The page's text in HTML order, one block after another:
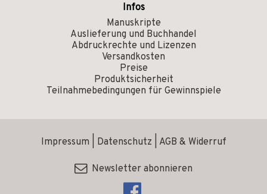
Infos
Manuskripte
Auslieferung und Buchhandel
Abdruckrechte und Lizenzen
Versandkosten
Preise
Produktsicherheit
Teilnahmebedingungen für Gewinnspiele
Impressum Datenschutz AGB & Widerruf
Newsletter abonnieren